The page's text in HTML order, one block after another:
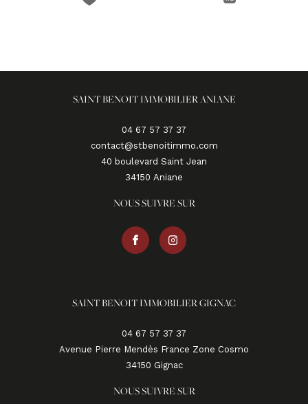
SAINT BENOIT IMMOBILIER ANIANE
04 67 57 37 37
contact@stbenoitimmo.com
40 boulevard Saint Jean
34150
aniane
NOUS SUIVRE SUR
SAINT BENOIT IMMOBILIER GIGNAC
04 67 57 37 37
Avenue Pierre Mendès France Zone Cosmo
34150
gignac
NOUS SUIVRE SUR